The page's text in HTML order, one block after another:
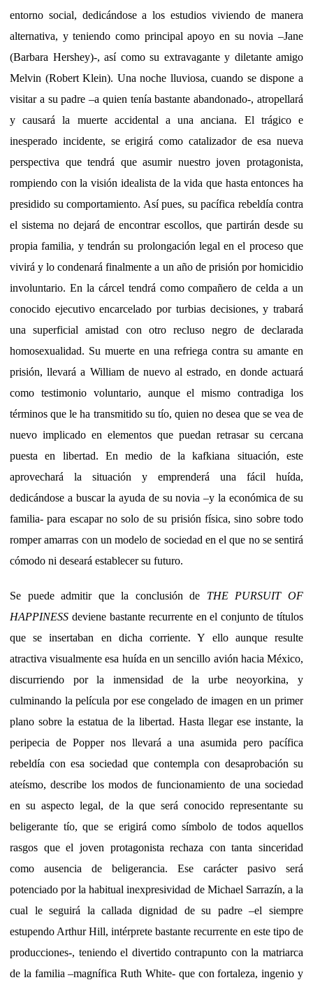
entorno social, dedicándose a los estudios viviendo de manera
alternativa, y teniendo como principal apoyo en su novia –Jane
(Barbara Hershey)-, así como su extravagante y diletante amigo
Melvin (Robert Klein). Una noche lluviosa, cuando se dispone a
visitar a su padre –a quien tenía bastante abandonado-, atropellará
y causará la muerte accidental a una anciana. El trágico e
inesperado incidente, se erigirá como catalizador de esa nueva
perspectiva que tendrá que asumir nuestro joven protagonista,
rompiendo con la visión idealista de la vida que hasta entonces ha
presidido su comportamiento. Así pues, su pacífica rebeldía contra
el sistema no dejará de encontrar escollos, que partirán desde su
propia familia, y tendrán su prolongación legal en el proceso que
vivirá y lo condenará finalmente a un año de prisión por homicidio
involuntario. En la cárcel tendrá como compañero de celda a un
conocido ejecutivo encarcelado por turbias decisiones, y trabará
una superficial amistad con otro recluso negro de declarada
homosexualidad. Su muerte en una refriega contra su amante en
prisión, llevará a William de nuevo al estrado, en donde actuará
como testimonio voluntario, aunque el mismo contradiga los
términos que le ha transmitido su tío, quien no desea que se vea de
nuevo implicado en elementos que puedan retrasar su cercana
puesta en libertad. En medio de la kafkiana situación, este
aprovechará la situación y emprenderá una fácil huída,
dedicándose a buscar la ayuda de su novia –y la económica de su
familia- para escapar no solo de su prisión física, sino sobre todo
romper amarras con un modelo de sociedad en el que no se sentirá
cómodo ni deseará establecer su futuro.
Se puede admitir que la conclusión de THE PURSUIT OF
HAPPINESS deviene bastante recurrente en el conjunto de títulos
que se insertaban en dicha corriente. Y ello aunque resulte
atractiva visualmente esa huída en un sencillo avión hacia México,
discurriendo por la inmensidad de la urbe neoyorkina, y
culminando la película por ese congelado de imagen en un primer
plano sobre la estatua de la libertad. Hasta llegar ese instante, la
peripecia de Popper nos llevará a una asumida pero pacífica
rebeldía con esa sociedad que contempla con desaprobación su
ateísmo, describe los modos de funcionamiento de una sociedad
en su aspecto legal, de la que será conocido representante su
beligerante tío, que se erigirá como símbolo de todos aquellos
rasgos que el joven protagonista rechaza con tanta sinceridad
como ausencia de beligerancia. Ese carácter pasivo será
potenciado por la habitual inexpresividad de Michael Sarrazín, a la
cual le seguirá la callada dignidad de su padre –el siempre
estupendo Arthur Hill, intérprete bastante recurrente en este tipo de
producciones-, teniendo el divertido contrapunto con la matriarca
de la familia –magnífica Ruth White- que con fortaleza, ingenio y